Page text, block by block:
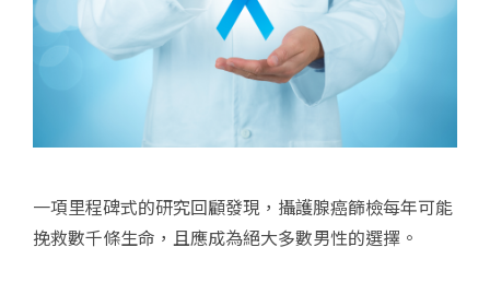
一項里程碑式的研究回顧發現，攝護腺癌篩檢每年可能
挽救數千條生命，且應成為絕大多數男性的選擇。